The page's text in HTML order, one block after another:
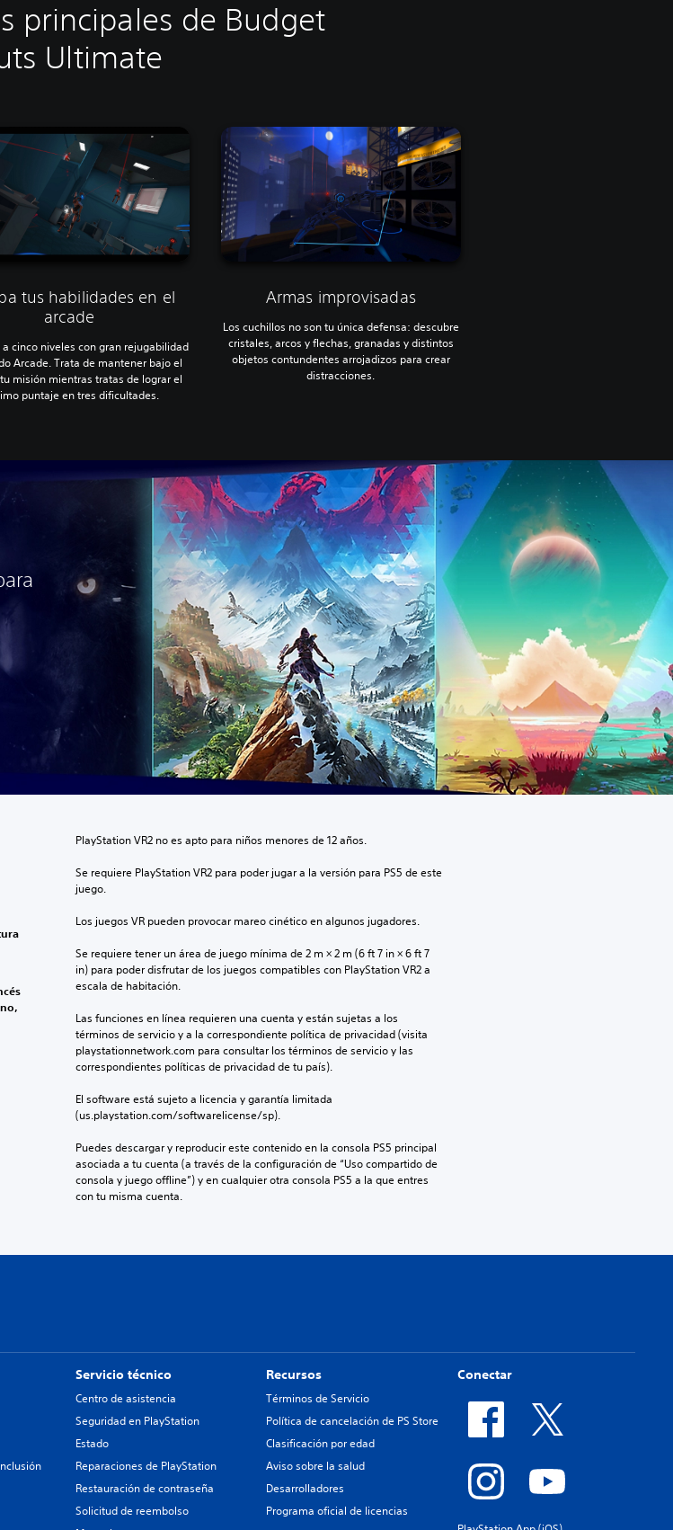
principales de Budget
Ultimate
tus habilidades en el
arcade
a cinco niveles con gran rejugabilidad
Arcade. Trata de mantener bajo el
misión mientras tratas de lograr el
puntaje en tres dificultades.
Armas improvisadas
Los cuchillos no son tu única defensa: descubre
cristales, arcos y flechas, granadas y distintos
objetos contundentes arrojadizos para crear
distracciones.
PlayStation VR2 no es apto para niños menores de 12 años.
Se requiere PlayStation VR2 para poder jugar a la versión para PS5 de este
juego.
Los juegos VR pueden provocar mareo cinético en algunos jugadores.
Se requiere tener un área de juego mínima de 2 m × 2 m (6 ft 7 in × 6 ft 7
in) para poder disfrutar de los juegos compatibles con PlayStation VR2 a
escala de habitación.
Las funciones en línea requieren una cuenta y están sujetas a los
términos de servicio y a la correspondiente política de privacidad (visita
playstationnetwork.com para consultar los términos de servicio y las
correspondientes políticas de privacidad de tu país).
El software está sujeto a licencia y garantía limitada
(us.playstation.com/softwarelicense/sp).
Puedes descargar y reproducir este contenido en la consola PS5 principal
asociada a tu cuenta (a través de la configuración de “Uso compartido de
consola y juego offline”) y en cualquier otra consola PS5 a la que entres
con tu misma cuenta.
Servicio técnico
Centro de asistencia
Seguridad en PlayStation
Estado
Reparaciones de PlayStation
Restauración de contraseña
Solicitud de reembolso
Recursos
Términos de Servicio
Política de cancelación de PS Store
Clasificación por edad
Aviso sobre la salud
Desarrolladores
Programa oficial de licencias
Conectar